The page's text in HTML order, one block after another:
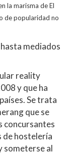
la marisma de El
de popularidad no
mediados
reality
y que ha
Se trata
que se
concursantes
de hostelería
someterse al